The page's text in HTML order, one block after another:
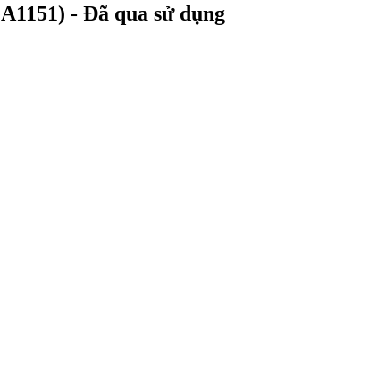
- Đã qua sử dụng